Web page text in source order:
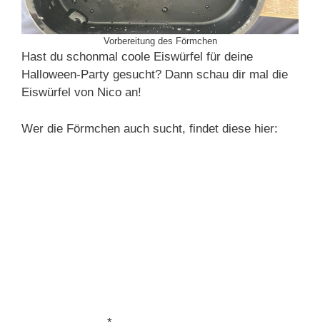
Vorbereitung des Förmchen
Hast du schonmal coole Eiswürfel für deine
Halloween-Party gesucht? Dann schau dir mal die
Eiswürfel von Nico an!
Wer die Förmchen auch sucht, findet diese hier:
*